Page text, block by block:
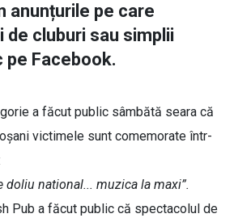
anunțurile pe care
cluburi sau simplii
Facebook.
a făcut public sâmbătă seara că
victimele sunt comemorate într-
doliu national... muzica la maxi”.
Pub a făcut public că spectacolul de